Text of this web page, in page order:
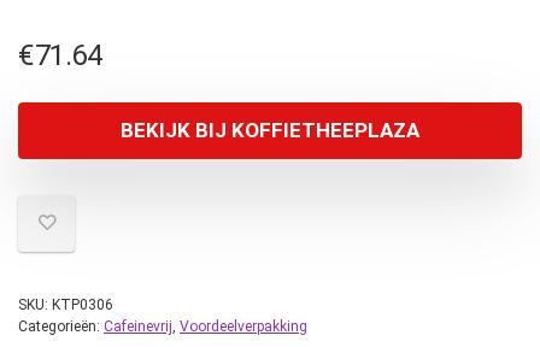
€71.64
BEKIJK BIJ KOFFIETHEEPLAZA
SKU: KTP0306
Categorieën: Cafeinevrij, Voordeelverpakking